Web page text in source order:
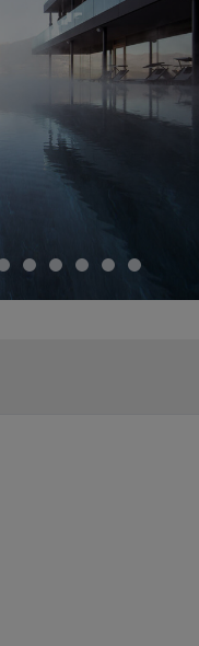
samenstelling. U